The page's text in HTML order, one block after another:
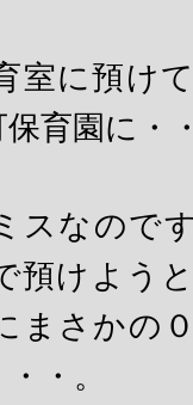
室に預け
育園に・
スなので
預けよう
まさかの
・。